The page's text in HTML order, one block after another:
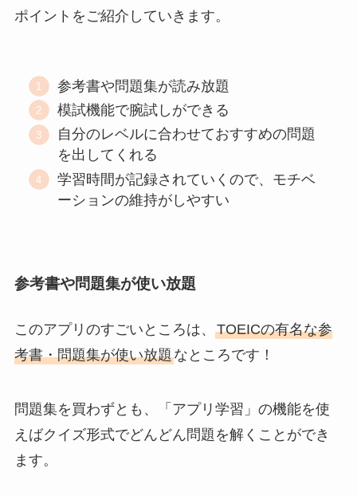
ポイント をご紹介していきます。
参考書や問題集が読み放題
模試機能で腕試しができる
自分のレベルに合わせておすすめの問題
を出してくれる
学習時間が記録されていくので、モチベ
ーションの維持がしやすい
参考書や問題集が使い放題
このアプリのすごいところは、 TOEICの有名な参
考書・問題集が使い放題なところです！
問題集を買わずとも、「アプリ学習」の機能を使
えばクイズ形式でどんどん問題を解くことができ
ます。